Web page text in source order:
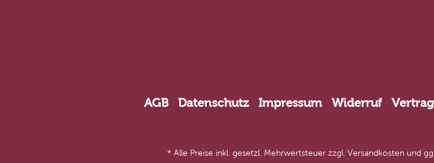
AGB Datenschutz Impressum Widerruf
* Alle Preise inkl. gesetzl. Mehrwertsteuer zzgl. Versandkosten und